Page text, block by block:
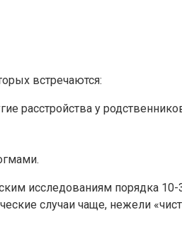
встречаются:
расстройства у
исследованиям порядка
случаи чаще, нежели